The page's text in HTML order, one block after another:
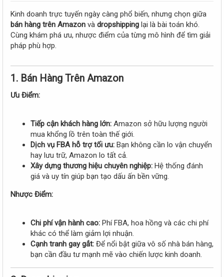
r
t
e
Kinh doanh trực tuyến ngày càng phổ biến, nhưng chọn giữa
bán hàng trên Amazon và dropshipping lại là bài toán khó.
Cùng khám phá ưu, nhược điểm của từng mô hình để tìm giải
pháp phù hợp.
1. Bán Hàng Trên Amazon
Ưu Điểm:
Tiếp cận khách hàng lớn: Amazon sở hữu lượng người
mua khổng lồ trên toàn thế giới.
Dịch vụ FBA hỗ trợ tối ưu: Bạn không cần lo vận chuyển
hay lưu trữ, Amazon lo tất cả.
Xây dựng thương hiệu chuyên nghiệp: Hệ thống đánh
giá và uy tín giúp bạn tạo dấu ấn bền vững.
Nhược Điểm:
Chi phí vận hành cao: Phí FBA, hoa hồng và các chi phí
khác có thể làm giảm lợi nhuận.
Cạnh tranh gay gắt: Để nổi bật giữa vô số nhà bán hàng,
bạn cần đầu tư mạnh mẽ vào chiến lược kinh doanh.